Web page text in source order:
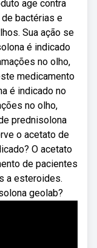
age contra
bactérias e
Sua ação se
é indicado
no olho,
medicamento
é indicado no
no olho,
prednisolona
o acetato de
O acetato
de pacientes
a esteroides.
geolab?